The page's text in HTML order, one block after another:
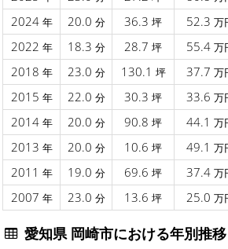
2024 年 20.0 分 36.3 坪 52.3 万
2022 年 18.3 分 28.7 坪 55.4 万
2018 年 23.0 分 130.1 坪 37.7 万
2015 年 22.0 分 30.3 坪 33.6 万
2014 年 20.0 分 90.8 坪 44.1 万
2013 年 20.0 分 10.6 坪 49.1 万
2011 年 19.0 分 69.6 坪 37.4 万
2007 年 23.0 分 13.6 坪 25.0 万
愛知県 岡崎市における年別推